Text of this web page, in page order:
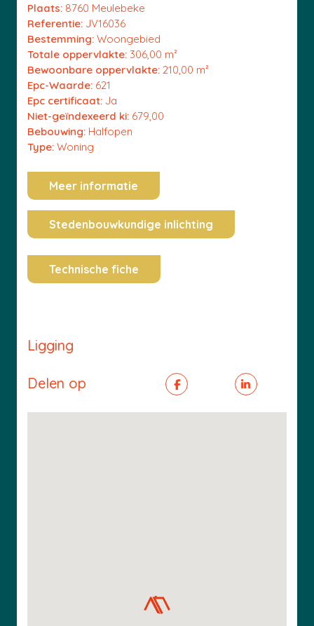
Plaats: 8760 Meulebeke
Referentie: JV16036
Bestemming: Woongebied
Totale oppervlakte: 306,00 m²
Bewoonbare oppervlakte: 210,00 m²
Epc-Waarde: 621
Epc certificaat: Ja
Niet-geïndexeerd ki: 679,00
Bebouwing: Halfopen
Type: Woning
Meer informatie
Stedenbouwkundige inlichting
Technische fiche
Ligging
Delen op